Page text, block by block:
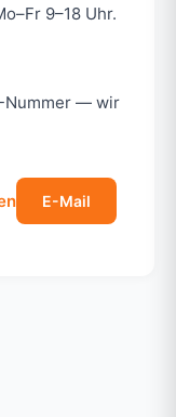
9–18 Uhr.
Nummer — wir
E-Mail